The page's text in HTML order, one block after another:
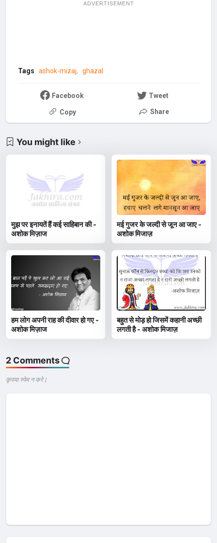
ADVERTISEMENT
Tags ashok-mizaj ghazal
Facebook Tweet
Copy Share
You might like
मुझ पर इनायतें हैं कई साहिबान की -
अशोक मिज़ाज
मई गुजर के जल्दी से जून आ जाए -
अशोक मिजाज़
हम लोग अपनी राह की दीवार हो गए -
अशोक मिज़ाज
बहुत से मोड़ हो जिसमें कहानी अच्छी
लगती है - अशोक मिजाज़
2 Comments
कृपया स्पेम न करे |